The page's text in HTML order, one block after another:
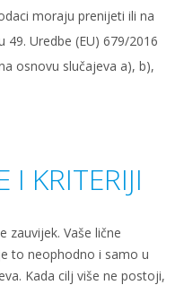
moraju prenijeti ili na
Uredbe (EU) 679/2016
osnovu slučajeva a), b),
I KRITERIJI
zauvijek. Vaše lične
to neophodno i samo u
Kada cilj više ne postoji,